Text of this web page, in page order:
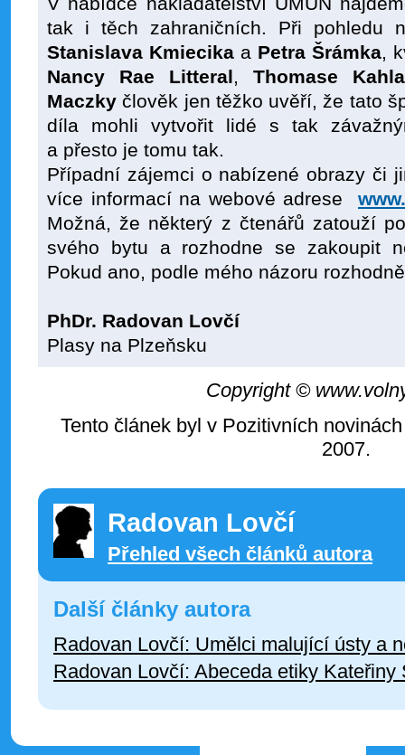
tak i těch zahraničních. Při pohledu
Stanislava Kmiecika a Petra Šrámka,
Nancy Rae Litteral, Thomase Kahla
Maczky člověk jen těžko uvěří, že tato
díla mohli vytvořit lidé s tak
a přesto je tomu tak.
Případní zájemci o nabízené obrazy či
více informací na webové adrese
Možná, že některý z čtenářů zatouží
svého bytu a rozhodne se zakoupit
Pokud ano, podle mého názoru
PhDr. Radovan Lovčí
Plasy na Plzeňsku
Copyright ©
Tento článek byl v Pozitivních
2007.
Radovan Lovčí
Přehled všech článků autora
Další články autora
Radovan Lovčí: Umělci malující ústy a
Radovan Lovčí: Abeceda etiky Kateřiny